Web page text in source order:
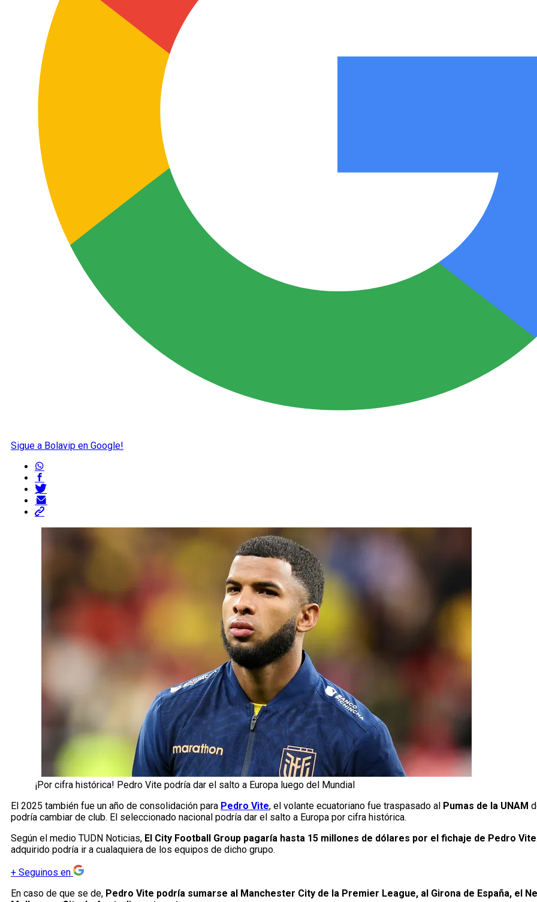
Sigue a Bolavip en Google!
¡Por cifra histórica! Pedro Vite podría dar el salto a Europa luego del Mundial
El 2025 también fue un año de consolidación para Pedro Vite, el volante ecuatoriano fue traspasado al Pumas de la UNAM
podría cambiar de club. El seleccionado nacional podría dar el salto a Europa por cifra histórica.
Según el medio TUDN Noticias, El City Football Group pagaría hasta 15 millones de dólares por el fichaje de Pedro Vite
adquirido podría ir a cualaquiera de los equipos de dicho grupo.
+ Seguinos en
En caso de que se de, Pedro Vite podría sumarse al Manchester City de la Premier League, al Girona de España, el